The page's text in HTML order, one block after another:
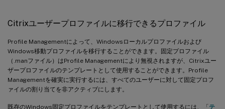
Citrixユーザープロファイルに移行できるプロファイル
Profile Managementによって、Windowsローカルプロファイルおよび
Windows移動プロファイルを移行することができます。固定プロファイル
（.manファイル）はProfile Managementにより無視されますが、Citrixユー
ザープロファイルのテンプレートとして使用することができます。Profile
Managementを確実に実行するには、すべてのユーザーに対して固定プロフ
ァイルの割り当てを非アクティブにします。
既存のWindows固定プロファイルをテンプレートとして使用するには、「テ